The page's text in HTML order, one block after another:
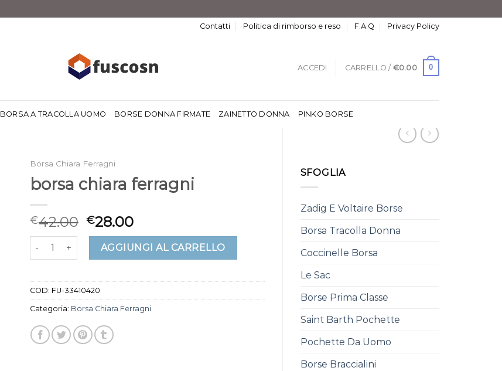
Contatti Politica di rimborso e reso F.A.Q Privacy Policy
ACCEDI CARRELLO / €0.00 0
BORSA A TRACOLLA UOMO BORSE DONNA FIRMATE ZAINETTO DONNA PINKO BORSE
SFOGLIA
Zadig E Voltaire Borse
Borsa Tracolla Donna
Coccinelle Borsa
Le Sac
Borse Prima Classe
Saint Barth Pochette
Pochette Da Uomo
Borse Braccialini
Borsa Chiara Ferragni
borsa chiara ferragni
€42.00 €28.00
borsa chiara ferragni quantitàAGGIUNGI AL CARRELLO
COD: FU-33410420
Categoria: Borsa Chiara Ferragni